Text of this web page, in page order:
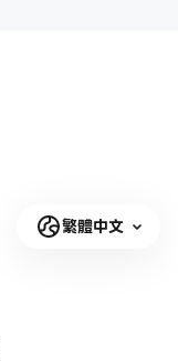
繁體中文